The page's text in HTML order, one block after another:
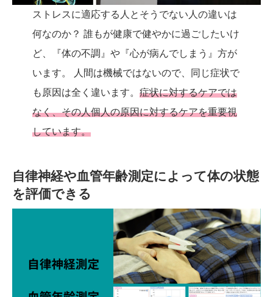
ストレスに適応する人とそうでない人の違いは
何なのか？ 誰もが健康で健やかに過ごしたいけ
ど、『体の不調』や『心が病んでしまう』方が
います。 人間は機械ではないので、同じ症状で
も原因は全く違います。 症状に対するケアでは
なく、その人個人の原因に対するケアを重要視
しています。
自律神経や血管年齢測定によって体の状態
を評価できる